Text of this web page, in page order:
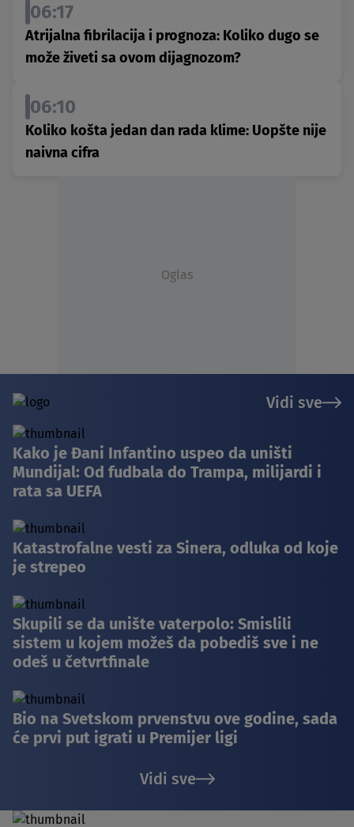
06:17
Atrijalna fibrilacija i prognoza: Koliko dugo se
može živeti sa ovom dijagnozom?
06:10
Koliko košta jedan dan rada klime: Uopšte nije
naivna cifra
Oglas
Vidi sve
Kako je Đani Infantino uspeo da uništi
Mundijal: Od fudbala do Trampa, milijardi i
rata sa UEFA
Katastrofalne vesti za Sinera, odluka od koje
je strepeo
Skupili se da unište vaterpolo: Smislili
sistem u kojem možeš da pobediš sve i ne
odeš u četvrtfinale
Bio na Svetskom prvenstvu ove godine, sada
će prvi put igrati u Premijer ligi
Vidi sve